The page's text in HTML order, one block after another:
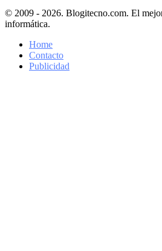
© 2009 - 2026. Blogitecno.com. El
informática.
Home
Contacto
Publicidad